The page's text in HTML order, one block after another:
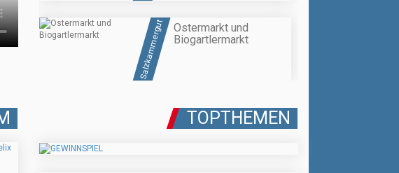
Salzkammergut
Ostermarkt und
Biogartlermarkt
TOPTHEMEN